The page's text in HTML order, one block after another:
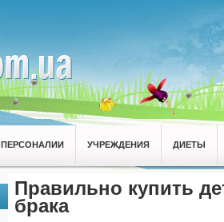
ПЕРСОНАЛИИ УЧРЕЖДЕНИЯ ДИЕТЫ
Правильно купить
брака